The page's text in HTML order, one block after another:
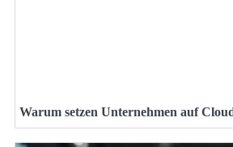
Warum setzen Unternehmen auf